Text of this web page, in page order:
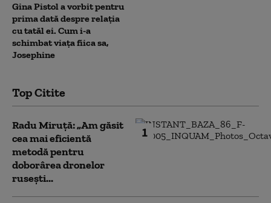
Gina Pistol a vorbit pentru
prima dată despre relația
cu tatăl ei. Cum i-a
schimbat viața fiica sa,
Josephine
Top Citite
1
Radu Miruță: „Am găsit
cea mai eficientă
metodă pentru
doborârea dronelor
rusești...